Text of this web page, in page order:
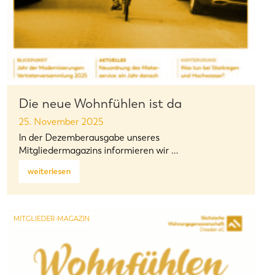
Die neue Wohnfühlen ist da
25. November 2025
In der Dezemberausgabe unseres
Mitgliedermagazins informieren wir ...
weiterlesen
MITGLIEDER-MAGAZIN